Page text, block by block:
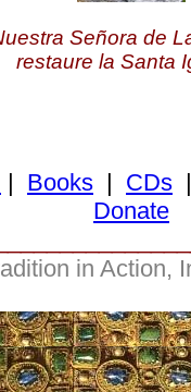
Señora de
restaure la Santa
| Books | CDs
Donate
in Action,